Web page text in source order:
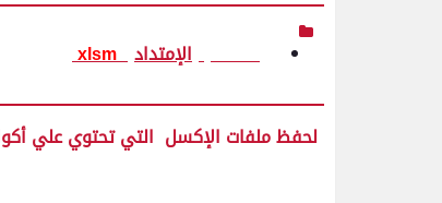
الإمتدادxlsm
لحفظ ملفات الإكسل التي تحتوي علي